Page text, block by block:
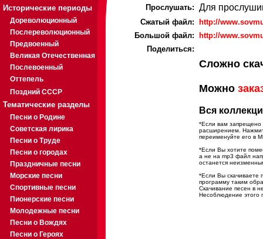
Исторические периоды
Дореволюционный
Послереволюционный
Предвоенный
Великая Отечественная
Послевоенный
Оттепель
Поздний СССР
Тематические разделы
Песни о Родине
Советская лирика
Песни о Труде
Песни о городах
Праздничные песни
Морские песни
Спортивные песни
Пионерские песни
Молодежные песни
Песни о Вождях
Песни о Героях
Прослушать: Для
Cжатый файл:
http://
Большой файл:
http://
Поделиться:
Сложно
Можно
Вся
*Если вам запрещено
расширением.
переименуйте его в
*Если Вы хотите
а не на mp3 файл
останется
*Если Вы скачиваете
программу таким
Скачивание песен в
Несоблюдение этого